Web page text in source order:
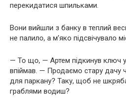
перекидатися шпильками.
Вони вийшли з банку в теплий
не палило, а м’яко підсвічувало
— То що, — Артем підкинув ключ у
впіймав. — Продаємо стару дачу
для паркану? Таку, щоб не
граблями водиш?